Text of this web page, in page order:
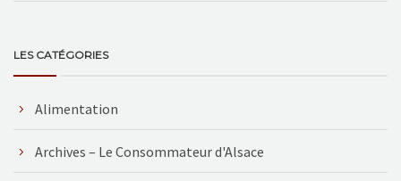
LES CATÉGORIES
Alimentation
Archives – Le Consommateur d'Alsace